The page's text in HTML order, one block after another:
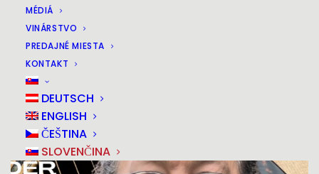
MÉDIÁ
VINÁRSTVO
PREDAJNÉ MIESTA
KONTAKT
DEUTSCH
ENGLISH
ČEŠTINA
SLOVENČINA
KULINÁRSKYM
DOPROVODOM
20
MÄR